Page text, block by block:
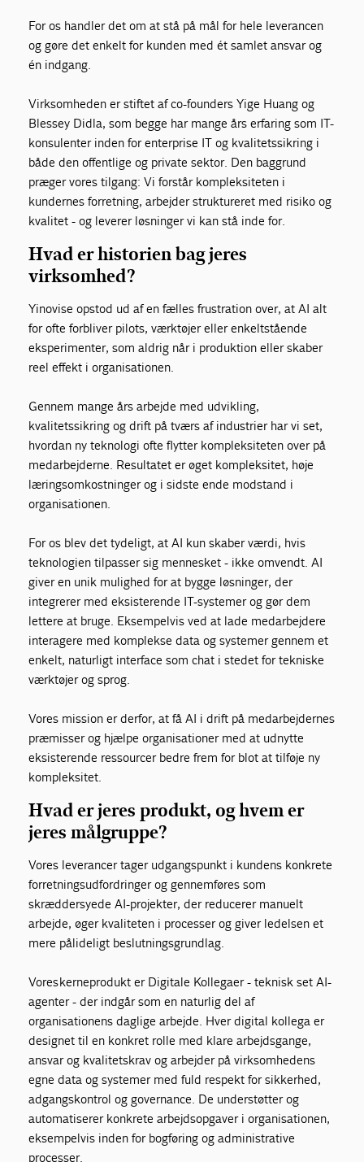
For os handler det om at stå på mål for hele leverancen
og gøre det enkelt for kunden med ét samlet ansvar og
én indgang.
Virksomheden er stiftet af co-founders Yige Huang og
Blessey Didla, som begge har mange års erfaring som IT-
konsulenter inden for enterprise IT og kvalitetssikring i
både den offentlige og private sektor. Den baggrund
præger vores tilgang: Vi forstår kompleksiteten i
kundernes forretning, arbejder struktureret med risiko og
kvalitet - og leverer løsninger vi kan stå inde for.
Hvad er historien bag jeres
virksomhed?
Yinovise opstod ud af en fælles frustration over, at AI alt
for ofte forbliver pilots, værktøjer eller enkeltstående
eksperimenter, som aldrig når i produktion eller skaber
reel effekt i organisationen.
Gennem mange års arbejde med udvikling,
kvalitetssikring og drift på tværs af industrier har vi set,
hvordan ny teknologi ofte flytter kompleksiteten over på
medarbejderne. Resultatet er øget kompleksitet, høje
læringsomkostninger og i sidste ende modstand i
organisationen.
For os blev det tydeligt, at AI kun skaber værdi, hvis
teknologien tilpasser sig mennesket - ikke omvendt. AI
giver en unik mulighed for at bygge løsninger, der
integrerer med eksisterende IT-systemer og gør dem
lettere at bruge. Eksempelvis ved at lade medarbejdere
interagere med komplekse data og systemer gennem et
enkelt, naturligt interface som chat i stedet for tekniske
værktøjer og sprog.
Vores mission er derfor, at få AI i drift på medarbejdernes
præmisser og hjælpe organisationer med at udnytte
eksisterende ressourcer bedre frem for blot at tilføje ny
kompleksitet.
Hvad er jeres produkt, og hvem er
jeres målgruppe?
Vores leverancer tager udgangspunkt i kundens konkrete
forretningsudfordringer og gennemføres som
skræddersyede AI-projekter, der reducerer manuelt
arbejde, øger kvaliteten i processer og giver ledelsen et
mere pålideligt beslutningsgrundlag.
Vores kerneprodukt er Digitale Kollegaer - teknisk set AI-
agenter - der indgår som en naturlig del af
organisationens daglige arbejde. Hver digital kollega er
designet til en konkret rolle med klare arbejdsgange,
ansvar og kvalitetskrav og arbejder på virksomhedens
egne data og systemer med fuld respekt for sikkerhed,
adgangskontrol og governance. De understøtter og
automatiserer konkrete arbejdsopgaver i organisationen,
eksempelvis inden for bogføring og administrative
processer.